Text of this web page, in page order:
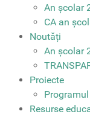
An școlar
CA an
Noutăți
An școlar
Proiecte
Resurse